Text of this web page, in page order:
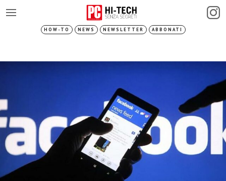
HOW-TO NEWS NEWSLETTER ABBONATI